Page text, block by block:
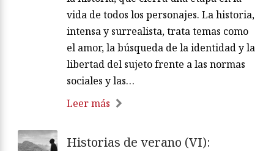
vida de todos los personajes. La historia,
intensa y surrealista, trata temas como
el amor, la búsqueda de la identidad y la
libertad del sujeto frente a las normas
sociales y las…
Leer más
Historias de verano (VI):